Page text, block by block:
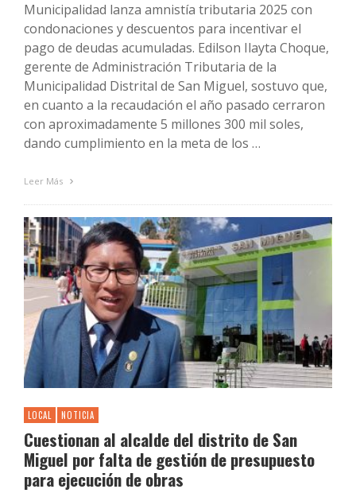
Municipalidad lanza amnistía tributaria 2025 con
condonaciones y descuentos para incentivar el
pago de deudas acumuladas. Edilson Ilayta Choque,
gerente de Administración Tributaria de la
Municipalidad Distrital de San Miguel, sostuvo que,
en cuanto a la recaudación el año pasado cerraron
con aproximadamente 5 millones 300 mil soles,
dando cumplimiento en la meta de los …
Leer Más
LOCAL NOTICIA
Cuestionan al alcalde del distrito de San
Miguel por falta de gestión de presupuesto
para ejecución de obras